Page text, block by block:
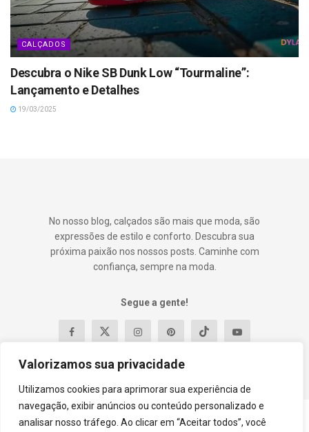
Valorizamos sua privacidade
Utilizamos cookies para aprimorar sua experiência de
navegação, exibir anúncios ou conteúdo personalizado e
analisar nosso tráfego. Ao clicar em “Aceitar todos”, você
CALÇADOS
Descubra o Nike SB Dunk Low “Tourmaline”:
Lançamento e Detalhes
19/03/2025
No nosso blog, calçados são mais que moda, são
expressões de estilo e conforto. Descubra sua
próxima paixão nos nossos posts. Caminhe com
confiança, sempre na moda.
Segue a gente!
Contato Política e Privacidade Termos e Condições